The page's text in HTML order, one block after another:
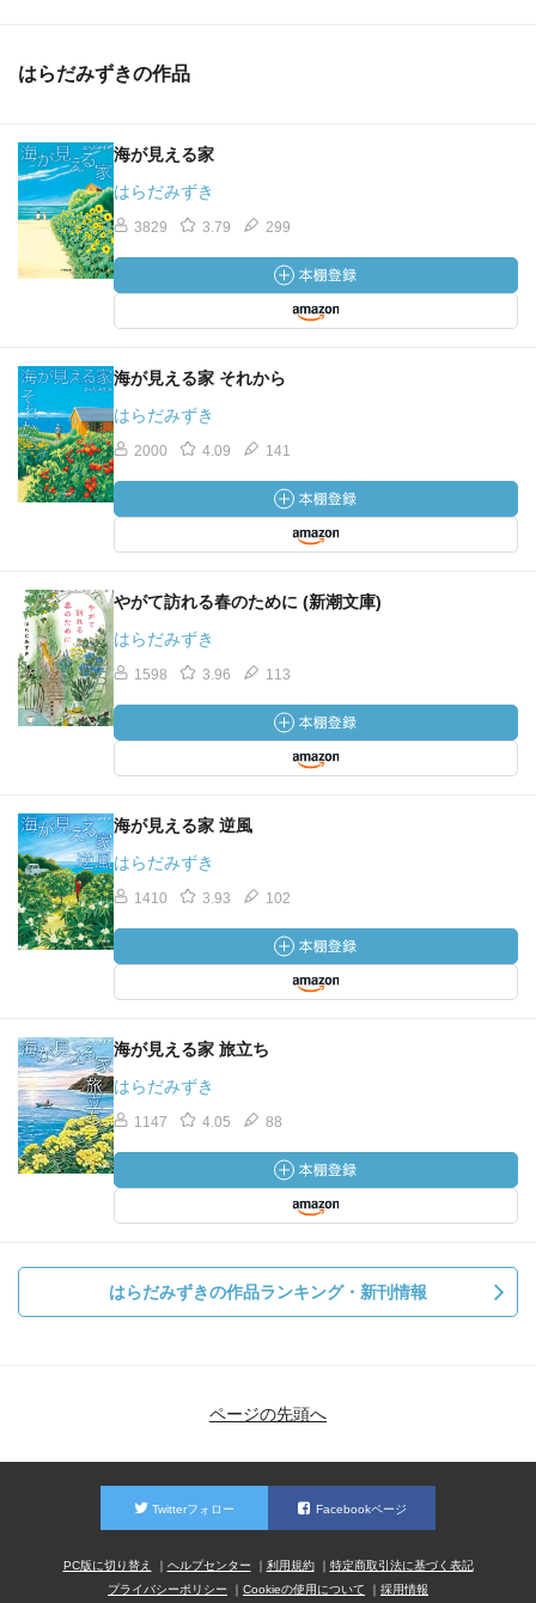
はらだみずきの作品
海が見える家
はらだみずき
3829 3.79 299
海が見える家 それから
はらだみずき
2000 4.09 141
やがて訪れる春のために (新潮文庫)
はらだみずき
1598 3.96 113
海が見える家 逆風
はらだみずき
1410 3.93 102
海が見える家 旅立ち
はらだみずき
1147 4.05 88
はらだみずきの作品ランキング・新刊情報
ページの先頭へ
Twitterフォロー Facebookページ
PC版に切り替え ヘルプセンター 利用規約
特定商取引法に基づく表記
プライバシーポリシー
Cookieの使用について 採用情報